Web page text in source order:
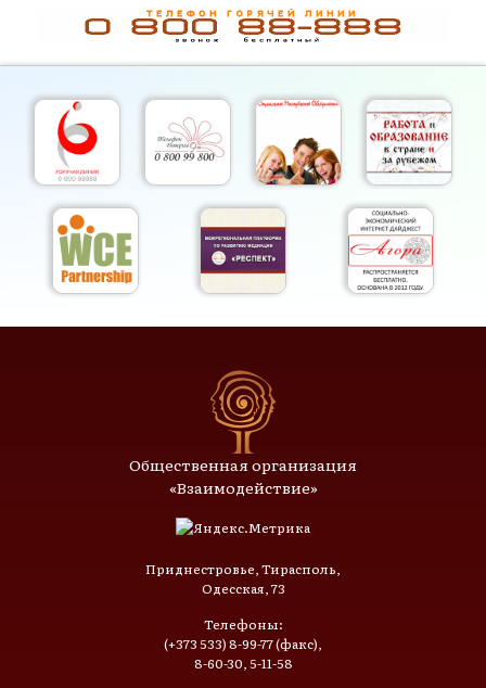
Общественная организация
«Взаимодействие»
Приднестровье, Тирасполь,
Одесская, 73
Телефоны:
(+373 533) 8-99-77 (факс),
8-60-30, 5-11-58